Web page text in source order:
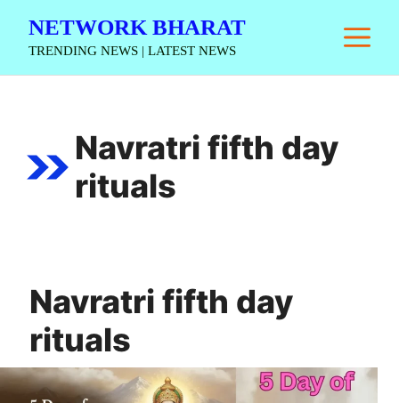
NETWORK BHARAT
TRENDING NEWS | LATEST NEWS
Navratri fifth day
rituals
Navratri fifth day
rituals